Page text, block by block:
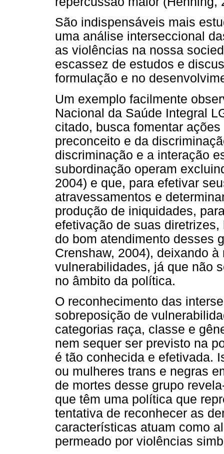
São indispensáveis mais
uma análise interseccional
as violências na nossa
escassez de estudos e
formulação e no
Um exemplo facilmente
Nacional da Saúde Integral
citado, busca fomentar
preconceito e da
discriminação e a interação
subordinação operam
2004) e que, para efetivar
atravessamentos e
produção de iniquidades,
efetivação de suas
do bom atendimento desses
Crenshaw, 2004), deixando
vulnerabilidades, já que não
no âmbito da política.
O reconhecimento das
sobreposição de
categorias raça, classe e
nem sequer ser previsto na
é tão conhecida e efetivada.
ou mulheres trans e negras
de mortes desse grupo
que têm uma política que
tentativa de reconhecer as
características atuam como
permeado por violências